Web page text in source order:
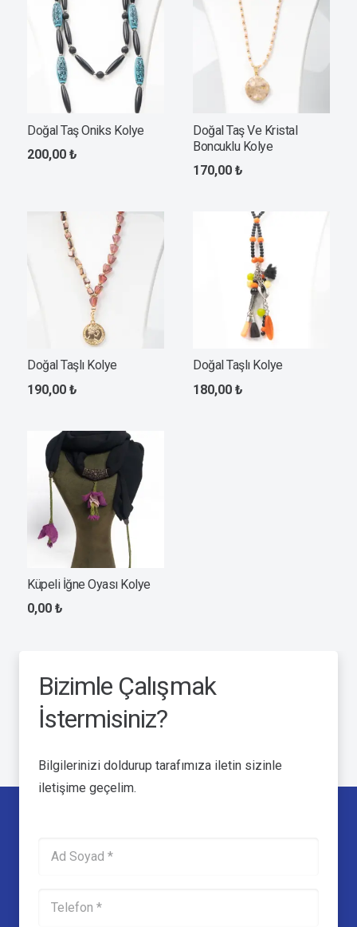
Doğal Taş Oniks Kolye
200,00 ₺
Doğal Taş Ve Kristal
Boncuklu Kolye
170,00 ₺
Doğal Taşlı Kolye
190,00 ₺
Doğal Taşlı Kolye
180,00 ₺
Küpeli İğne Oyası Kolye
0,00 ₺
Bizimle Çalışmak
İstermisiniz?
Bilgilerinizi doldurup tarafımıza iletin sizinle
iletişime geçelim.